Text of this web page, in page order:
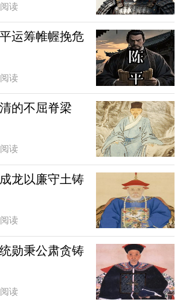
读
运筹帷幄挽危
读
的不屈脊梁
读
龙以廉守土铸
读
勋秉公肃贪铸
读